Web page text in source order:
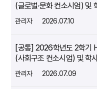
(글로벌∙문화 컨소시엄) 및
관리자 2026.07.10
[공통] 2026학년도 2학기
(사회구조 컨소시엄) 및 학
관리자 2026.07.09